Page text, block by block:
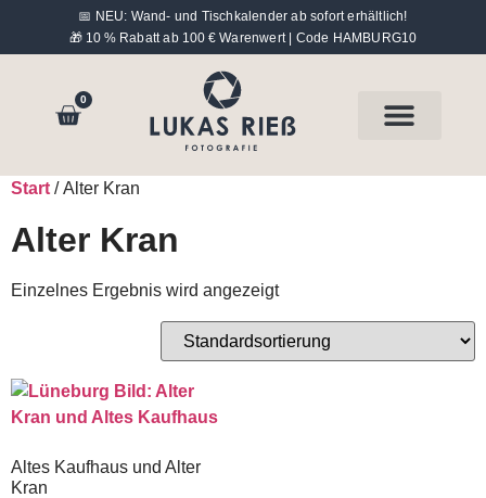
📅 NEU: Wand- und Tischkalender ab sofort erhältlich!
🎁 10 % Rabatt ab 100 € Warenwert | Code HAMBURG10
0
Start / Alter Kran
Alter Kran
Einzelnes Ergebnis wird angezeigt
Altes Kaufhaus und Alter
Kran